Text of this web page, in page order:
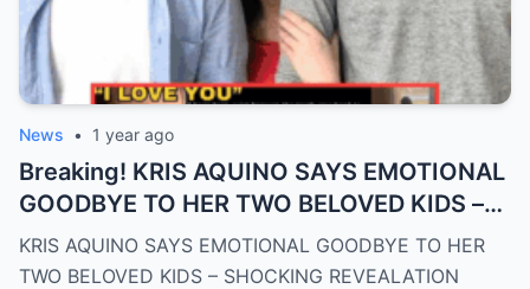
News • 1 year ago
Breaking! KRIS AQUINO SAYS EMOTIONAL
GOODBYE TO HER TWO BELOVED KIDS –
SH0CKING REVEALATION LEAVES FANS
HEARTBROKEN!
KRIS AQUINO SAYS EMOTIONAL GOODBYE TO HER
TWO BELOVED KIDS – SHOCKING REVEALATION